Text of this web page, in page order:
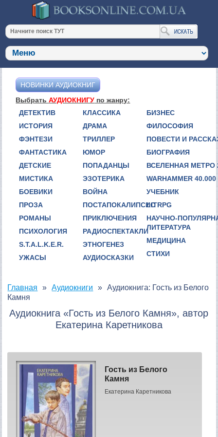
НОВИНКИ АУДИОКНИГ
ВыбратьАУДИОКНИГУ по жанру:
ДЕТЕКТИВ
ИСТОРИЯ
ФЭНТЕЗИ
ФАНТАСТИКА
ДЕТСКИЕ
МИСТИКА
БОЕВИКИ
ПРОЗА
РОМАНЫ
ПСИХОЛОГИЯ
S.T.A.L.K.E.R.
УЖАСЫ
КЛАССИКА
ДРАМА
ТРИЛЛЕР
ЮМОР
ПОПАДАНЦЫ
ЭЗОТЕРИКА
ВОЙНА
ПОСТАПОКАЛИПСИС
ПРИКЛЮЧЕНИЯ
РАДИОСПЕКТАКЛИ
ЭТНОГЕНЕЗ
АУДИОСКАЗКИ
БИЗНЕС
ФИЛОСОФИЯ
ПОВЕСТИ И
БИОГРАФИЯ
ВСЕЛЕННАЯ МЕТРО
WARHAMMER 40.000
УЧЕБНИК
LITRPG
НАУЧНО-
ЛИТЕРАТУРА
МЕДИЦИНА
СТИХИ
Главная Аудиокниги
Аудиокнига: Гость из Белого
Камня
Аудиокнига «Гость из Белого Камня», автор
Екатерина Каретникова
Гость из Белого
Камня
Екатерина Каретникова